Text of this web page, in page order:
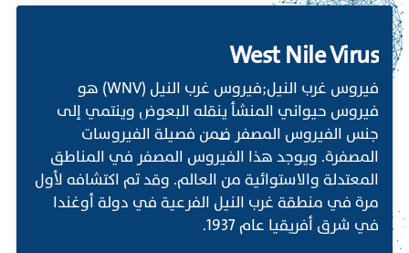
West Nile Virus
فيروس غرب النيل;فيروس غرب النيل (WNV) هو
فيروس حيواني المنشأ ينقله البعوض وينتمي إلى
جنس الفيروس المصفر ضمن فصيلة الفيروسات
المصفرة. ويوجد هذا الفيروس المصفر في المناطق
المعتدلة والاستوائية من العالم. وقد تم اكتشافه لأول
مرة في منطقة غرب النيل الفرعية في دولة أوغندا
في شرق أفريقيا عام 1937.